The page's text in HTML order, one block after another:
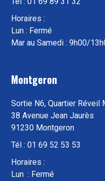
Horaires :
Lun : Fermé
Mar au Samedi : 9h00/
Montgeron
Sortie N6, Quartier Réveil
38 Avenue Jean Jaurès
91230 Montgeron
Tél : 01 69 52 53 53
Horaires :
Lun : Fermé